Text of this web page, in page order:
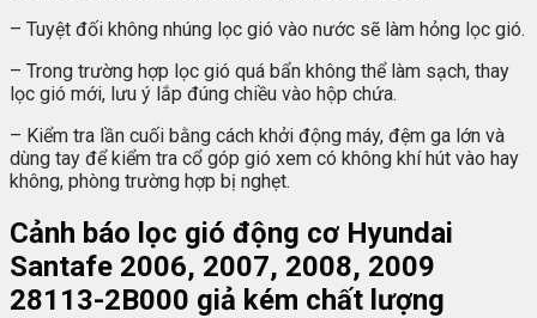
– Tuyệt đối không nhúng lọc gió vào nước sẽ làm hỏng lọc gió.
– Trong trường hợp lọc gió quá bẩn không thể làm sạch, thay
lọc gió mới, lưu ý lắp đúng chiều vào hộp chứa.
– Kiểm tra lần cuối bằng cách khởi động máy, đệm ga lớn và
dùng tay để kiểm tra cổ góp gió xem có không khí hút vào hay
không, phòng trường hợp bị nghẹt.
Cảnh báo lọc gió động cơ Hyundai
Santafe 2006, 2007, 2008, 2009
28113-2B000 giả kém chất lượng